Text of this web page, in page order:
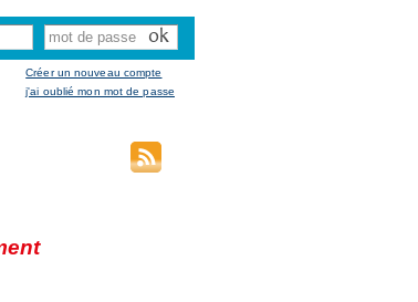
Créer un nouveau compte
j'ai oublié mon mot de passe